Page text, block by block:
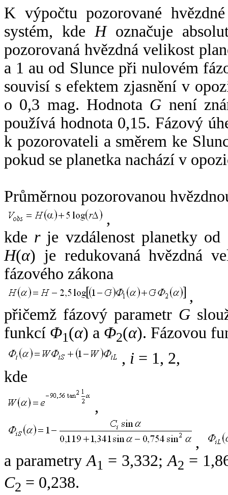
K výpočtu pozorované
systém, kde Hoznačuje
pozorovaná hvězdná velikost
a 1 au od Slunce při nulovém
souvisí s efektem zjasnění v
o 0,3 mag. Hodnota G není
používá hodnota 0,15. Fázový
k pozorovateli a směrem ke
pokud se planetka nachází v
Průměrnou pozorovanou
,
kde rje vzdálenost planetky od
H(α) je redukovaná hvězdná
fázového zákona
,
přičemž fázový parametr G
funkcí Φ1(α) a Φ2(α). Fázovou
, i = 1, 2,
kde
,
,
a parametryA1 = 3,332;A2 =
C2 = 0,238.